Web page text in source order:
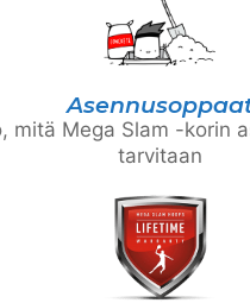
mitä Mega Slam -korin
tarvitaan